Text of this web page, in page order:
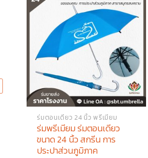
ร่มตอนเดียว 24 นิ้ว พรีเมียม
ร่มพรีเมียม ร่มตอนเดียว
ขนาด 24 นิ้ว สกรีน การ
ประปาส่วนภูมิภาค